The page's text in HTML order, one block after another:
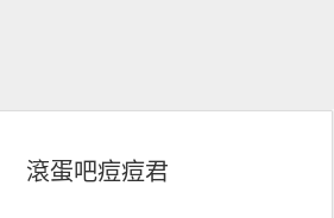
滾蛋吧痘痘君